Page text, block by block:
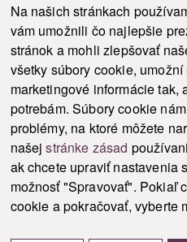
Na našich stránkach
vám umožnili čo najlepšie
stránok a mohli zlepšovať
všetky súbory cookie,
marketingové informácie tak,
potrebám. Súbory cookie
problémy, na ktoré môžete
našejstránke zásad
ak chcete upraviť nastavenia
možnosť "Spravovať". Pokiaľ
cookie a pokračovať, vyberte
© 2021-2026 ku.sk. Všetky práva
Vyhlásenie o
This site is protected by reCAPTCHA and
Service